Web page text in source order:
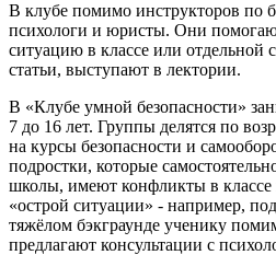
В клубе помимо инструкторов по
психологи и юристы. Они
ситуацию в классе или отдельной
статьи, выступают в лектории.
В «Клубе умной безопасности»
7 до 16 лет. Группы делятся по
на курсы безопасности и
подростки, которые
школы, имеют конфликты в классе
«острой ситуации» - например,
тяжёлом бэкграунде ученику
предлагают консультации с